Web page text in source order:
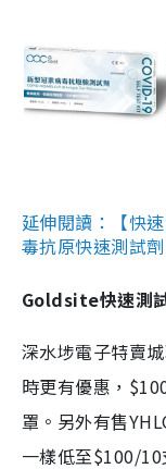
延伸閱讀：【快
毒抗原快速測試
Goldsite快速測
深水埗電子特賣
時更有優惠，
罩。另外有售
一樣低至$100/10